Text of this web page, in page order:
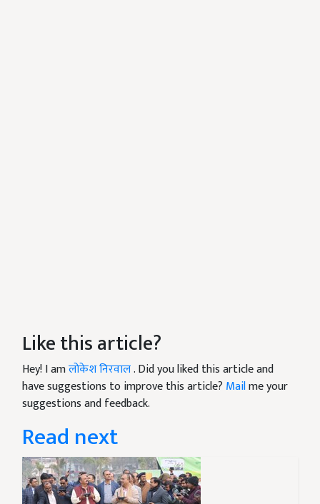
Like this article?
Hey! I amलोकेश निरवाल. Did you liked this article and
have suggestions to improve this article? Mailme your
suggestions and feedback.
Read next